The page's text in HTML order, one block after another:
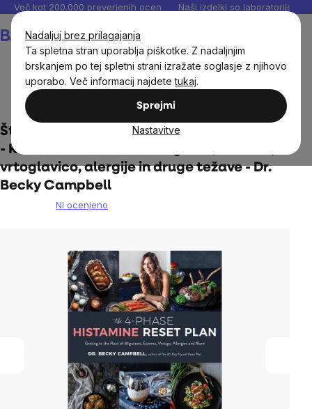
Nadaljuj brez prilagajanja
Ta spletna stran uporablja piškotke. Z nadaljnjim
brskanjem po tej spletni strani izražate soglasje z njihovo
uporabo. Več informacij najdetetukaj.
Sprejmi
Nastavitve
Preskoči
vsebino
Več kot 200.000 preverjenih ocen Naši izdelki so laboratorijsko
Štirifazni program ponastavitve histamina
- Kako odkriti vzroke za migrene, ekceme,
vrtoglavico, alergije in druge težave - Dr.
Becky Campbell
Ni ocenjeno